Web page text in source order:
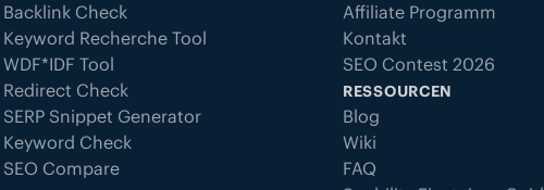
Backlink Check
Keyword Recherche Tool
WDF*IDF Tool
Redirect Check
SERP Snippet Generator
Keyword Check
SEO Compare
Affiliate Programm
Kontakt
SEO Contest 2026
RESSOURCEN
Blog
Wiki
FAQ